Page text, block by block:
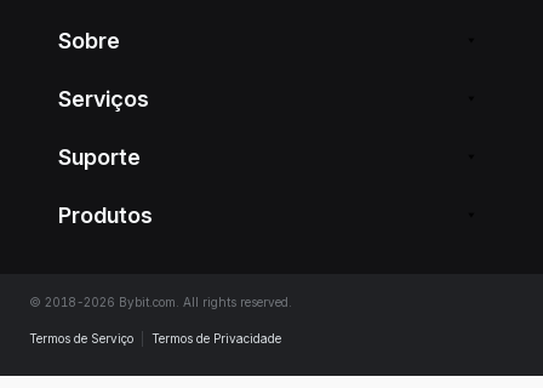
Sobre
Serviços
Suporte
Produtos
© 2018-2026 Bybit.com. All rights reserved.
Termos de Serviço Termos de Privacidade